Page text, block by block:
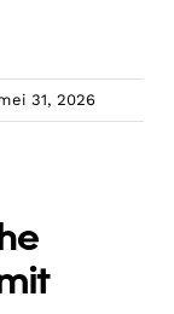
31, 2026